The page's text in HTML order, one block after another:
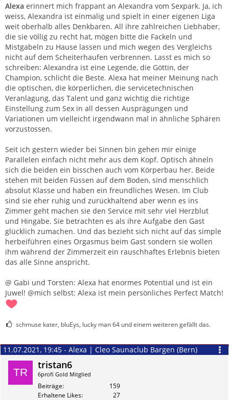
Alexa erinnert mich frappant an Alexandra vom Sexpark. Ja, ich
weiss, Alexandra ist einmalig und spielt in einer eigenen Liga
weit oberhalb alles Denkbaren. All ihre zahlreichen Liebhaber,
die sie völlig zu recht hat, mögen bitte die Fackeln und
Mistgabeln zu Hause lassen und mich wegen des Vergleichs
nicht auf dem Scheiterhaufen verbrennen. Lasst es mich so
schreiben: Alexandra ist eine Legende, die Göttin, der
Champion, schlicht die Beste. Alexa hat meiner Meinung nach
die optischen, die körperlichen, die servicetechnischen
Veranlagung, das Talent und ganz wichtig die richtige
Einstellung zum Sex in all dessen Ausprägungen und
Variationen um vielleicht irgendwann mal in ähnliche Sphären
vorzustossen.
Seit ich gestern wieder bei Sinnen bin gehen mir einige
Parallelen einfach nicht mehr aus dem Kopf. Optisch ähneln
sich die beiden ein bisschen auch vom Körperbau her. Beide
stehen mit beiden Füssen auf dem Boden, sind menschlich
absolut Klasse und haben ein freundliches Wesen. Im Club
sind sie eher ruhig und zurückhaltend aber wenn es ins
Zimmer geht machen sie den Service mit sehr viel Herzblut
und Hingabe. Sie betrachten es als ihre Aufgabe den Gast
glücklich zumachen. Und das bezieht sich nicht auf das simple
herbeiführen eines Orgasmus beim Gast sondern sie wollen
ihm während der Zimmerzeit ein rauschhaftes Erlebnis bieten
das alle Sinne anspricht.
@ Gabi und Torsten: Alexa hat enormes Potential und ist ein
Juwel! @mich selbst: Alexa ist mein persönliches Perfect Match!
schmuse kater, bluEys, lucky man 64 und einem weiteren gefällt das.
11.07.2021, 19:45 - Alexa | Cleo Saunaclub Bargen (Bern)
tristan6
6profi Gold Mitglied
Beiträge
159
Erhaltene Likes
27